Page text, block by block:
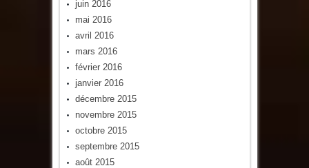
juin 2016
mai 2016
avril 2016
mars 2016
février 2016
janvier 2016
décembre 2015
novembre 2015
octobre 2015
septembre 2015
août 2015